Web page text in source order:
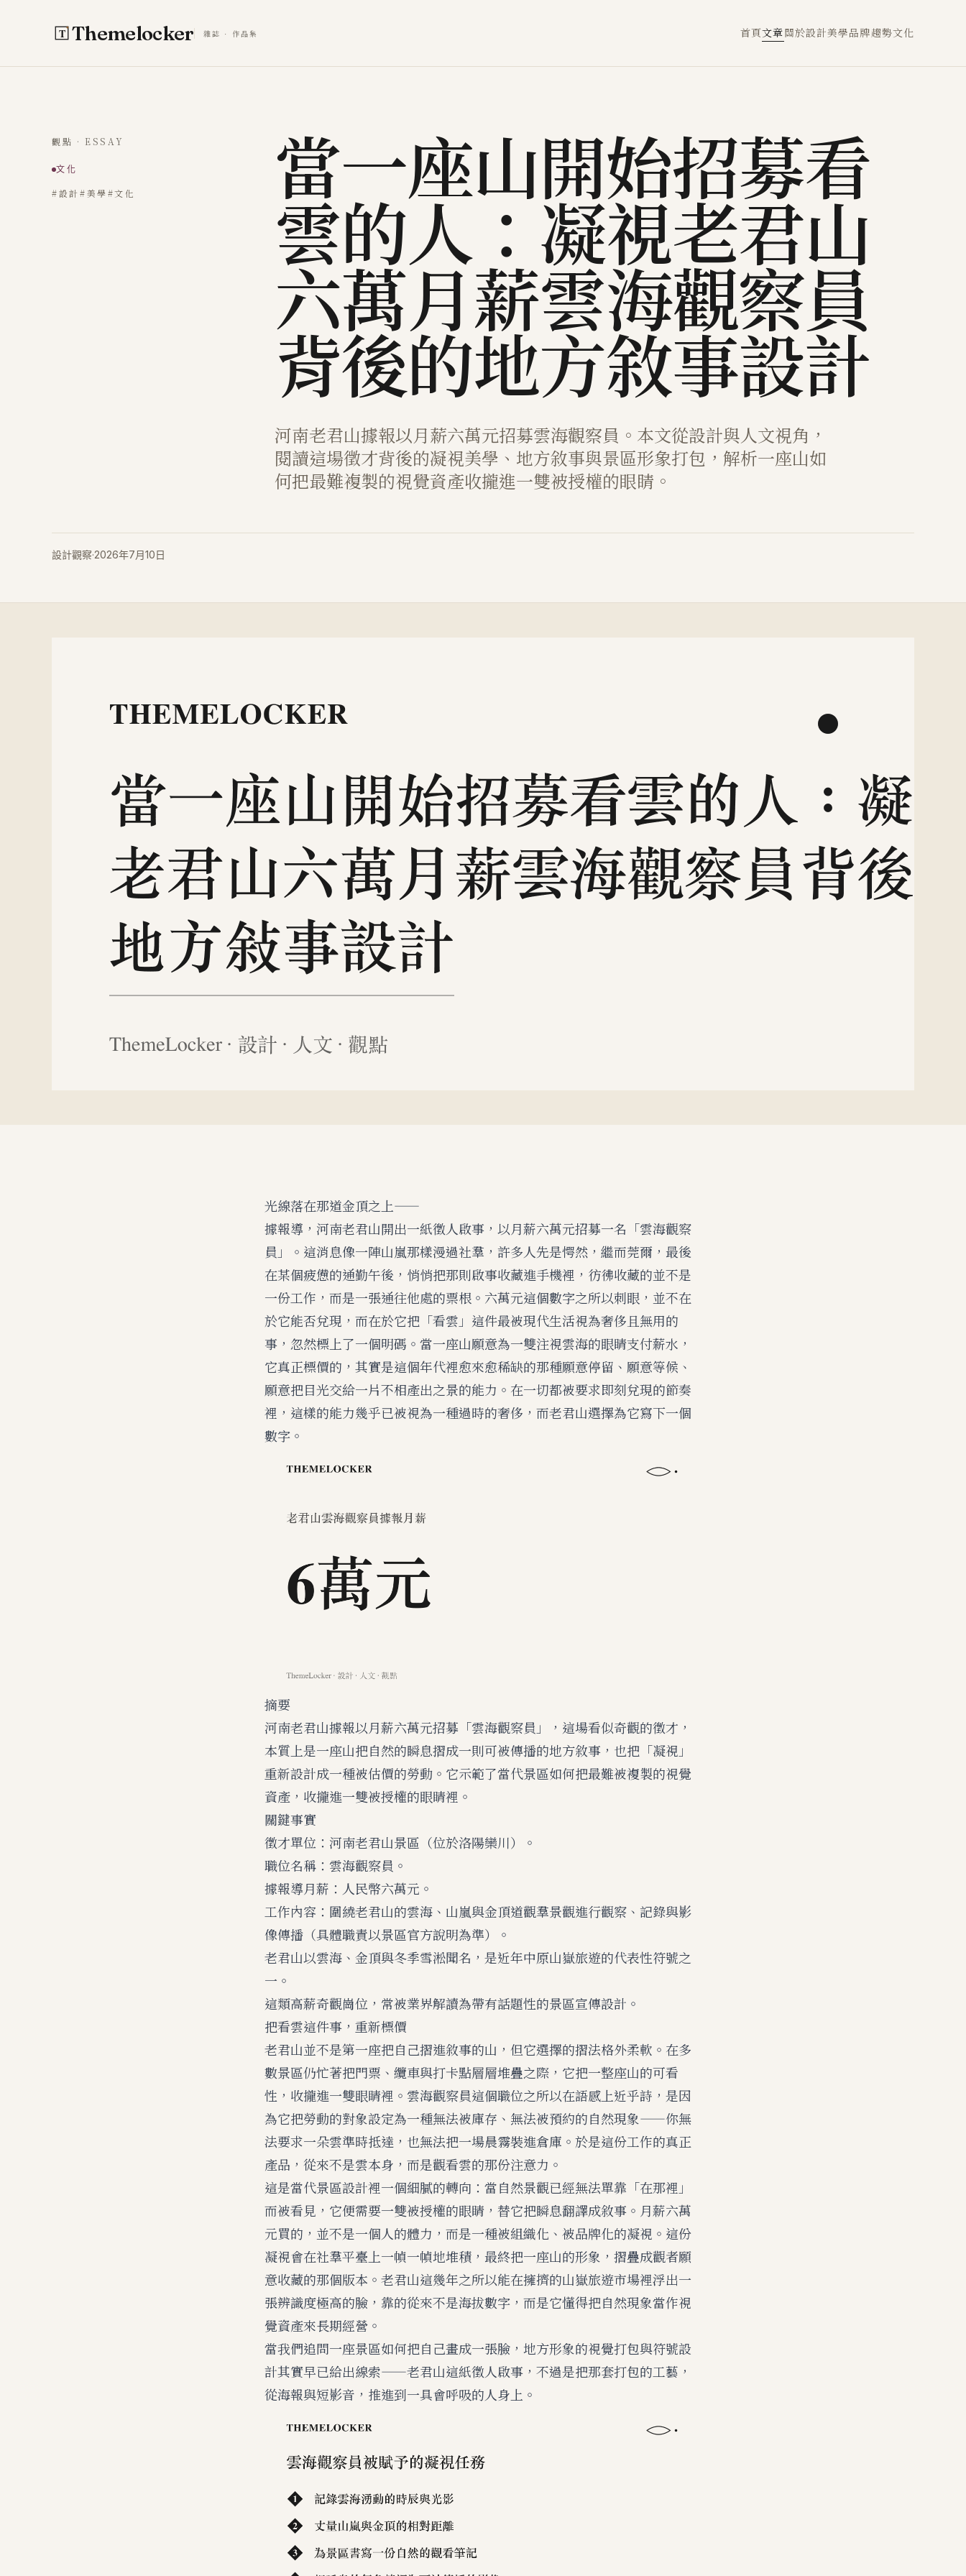
Themelocker 雜誌 · 作品集 首頁文章關於設計美學品牌趨勢文化
觀點 · ESSAY
文化
#設計#美學#文化 當一座山開始招募看
雲的人：凝視老君山
六萬月薪雲海觀察員
背後的地方敘事設計
河南老君山據報以月薪六萬元招募雲海觀察員。本文從設計與人文視角，
閱讀這場徵才背後的凝視美學、地方敘事與景區形象打包，解析一座山如
何把最難複製的視覺資產收攏進一雙被授權的眼睛。
設計觀察·2026年7月10日
光線落在那道金頂之上——
據報導，河南老君山開出一紙徵人啟事，以月薪六萬元招募一名「雲海觀察
員」。這消息像一陣山嵐那樣漫過社羣，許多人先是愕然，繼而莞爾，最後
在某個疲憊的通勤午後，悄悄把那則啟事收藏進手機裡，彷彿收藏的並不是
一份工作，而是一張通往他處的票根。六萬元這個數字之所以刺眼，並不在
於它能否兌現，而在於它把「看雲」這件最被現代生活視為奢侈且無用的
事，忽然標上了一個明碼。當一座山願意為一雙注視雲海的眼睛支付薪水，
它真正標價的，其實是這個年代裡愈來愈稀缺的那種願意停留、願意等候、
願意把目光交給一片不相產出之景的能力。在一切都被要求即刻兌現的節奏
裡，這樣的能力幾乎已被視為一種過時的奢侈，而老君山選擇為它寫下一個
數字。
摘要
河南老君山據報以月薪六萬元招募「雲海觀察員」，這場看似奇觀的徵才，
本質上是一座山把自然的瞬息摺成一則可被傳播的地方敘事，也把「凝視」
重新設計成一種被估價的勞動。它示範了當代景區如何把最難被複製的視覺
資產，收攏進一雙被授權的眼睛裡。
關鍵事實
徵才單位：河南老君山景區（位於洛陽欒川）。
職位名稱：雲海觀察員。
據報導月薪：人民幣六萬元。
工作內容：圍繞老君山的雲海、山嵐與金頂道觀羣景觀進行觀察、記錄與影
像傳播（具體職責以景區官方說明為準）。
老君山以雲海、金頂與冬季雪淞聞名，是近年中原山嶽旅遊的代表性符號之
一。
這類高薪奇觀崗位，常被業界解讀為帶有話題性的景區宣傳設計。
把看雲這件事，重新標價
老君山並不是第一座把自己摺進敘事的山，但它選擇的摺法格外柔軟。在多
數景區仍忙著把門票、纜車與打卡點層層堆疊之際，它把一整座山的可看
性，收攏進一雙眼睛裡。雲海觀察員這個職位之所以在語感上近乎詩，是因
為它把勞動的對象設定為一種無法被庫存、無法被預約的自然現象——你無
法要求一朵雲準時抵達，也無法把一場晨霧裝進倉庫。於是這份工作的真正
產品，從來不是雲本身，而是觀看雲的那份注意力。
這是當代景區設計裡一個細膩的轉向：當自然景觀已經無法單靠「在那裡」
而被看見，它便需要一雙被授權的眼睛，替它把瞬息翻譯成敘事。月薪六萬
元買的，並不是一個人的體力，而是一種被組織化、被品牌化的凝視。這份
凝視會在社羣平臺上一幀一幀地堆積，最終把一座山的形象，摺疊成觀者願
意收藏的那個版本。老君山這幾年之所以能在擁擠的山嶽旅遊市場裡浮出一
張辨識度極高的臉，靠的從來不是海拔數字，而是它懂得把自然現象當作視
覺資產來長期經營。
當我們追問一座景區如何把自己畫成一張臉， 地方形象的視覺打包與符號設
計其實早已給出線索——老君山這紙徵人啟事，不過是把那套打包的工藝，
從海報與短影音，推進到一具會呼吸的人身上。